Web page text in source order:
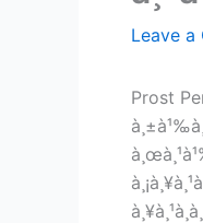
Leave a
Prost